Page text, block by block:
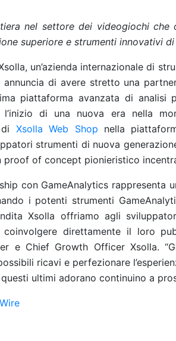
nel settore dei videogiochi
superiore e strumenti innovativi
un’azienda internazionale di
di avere stretto una
piattaforma avanzata di
l’inizio di una nuova era nella
di Xsolla Web Shop nella
strumenti di nuova
proof of concept pionieristico
con GameAnalytics
i potenti strumenti
Xsolla offriamo agli
direttamente il loro
e Chief Growth Officer Xsolla.
ricavi e perfezionare
ultimi adorano continuino a